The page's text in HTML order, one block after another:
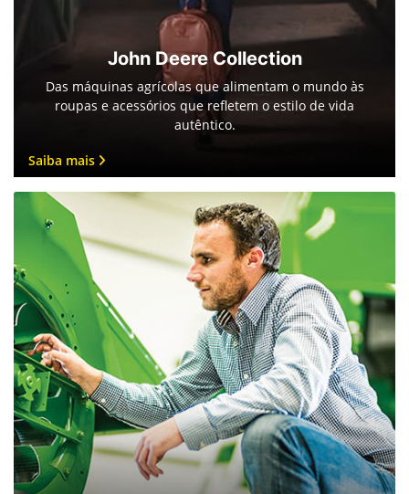
John Deere Collection
Das máquinas agrícolas que alimentam o mundo às
roupas e acessórios que refletem o estilo de vida
autêntico.
Saiba mais